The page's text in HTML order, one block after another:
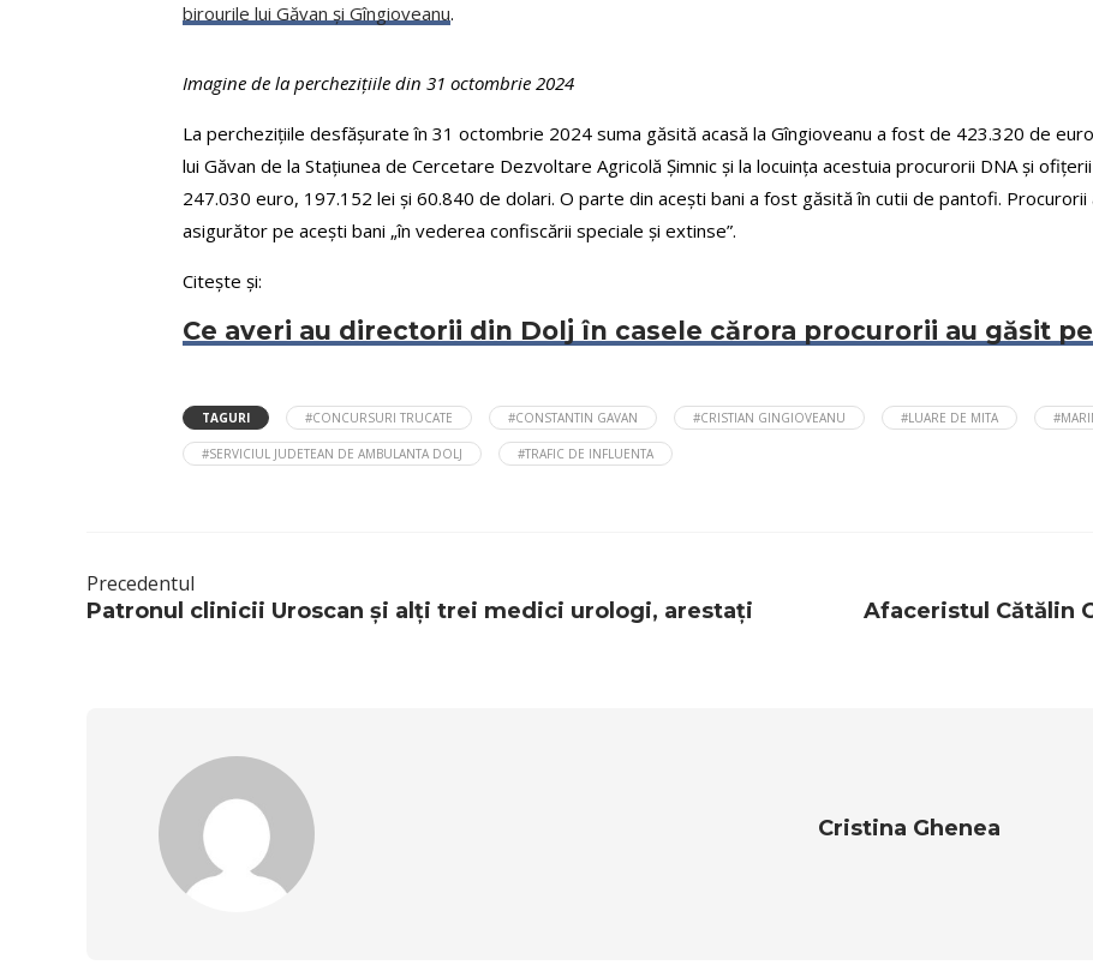
birourile lui Găvan și Gîngioveanu.
Imagine de la perchezițiile din 31 octombrie 2024
La perchezițiile desfășurate în 31 octombrie 2024 suma găsită acasă la Gîngioveanu a fost de 423.320 de
lui Găvan de la Stațiunea de Cercetare Dezvoltare Agricolă Șimnic și la locuința acestuia procurorii DNA și
247.030 euro, 197.152 lei și 60.840 de dolari. O parte din acești bani a fost găsită în cutii de pantofi.
asigurător pe acești bani „în vederea confiscării speciale și extinse”.
Citește și:
Ce averi au directorii din Dolj în casele cărora procurorii au găsit
TAGURI #CONCURSURI TRUCATE #CONSTANTIN GAVAN #CRISTIAN GINGIOVEANU #LUARE DE MITA
#SERVICIUL JUDETEAN DE AMBULANTA DOLJ #TRAFIC DE INFLUENTA
Precedentul
Patronul clinicii Uroscan și alți trei medici urologi, arestați
Afaceristul Cătălin
Cristina Ghenea